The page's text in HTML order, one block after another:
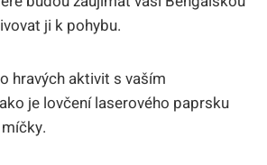
ji k pohybu.
hravých aktivit s vaším
je lovčení laserového paprsku